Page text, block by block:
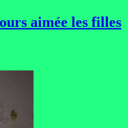
aimée les filles